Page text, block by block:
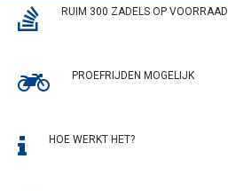
RUIM 300 ZADELS OP VOORRAAD
PROEFRIJDEN MOGELIJK
HOE WERKT HET?